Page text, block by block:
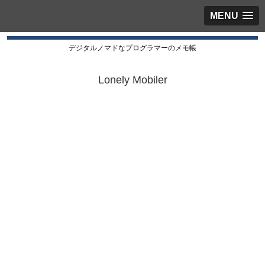
MENU
デジタルノマドなプログラマーのメモ帳
Lonely Mobiler